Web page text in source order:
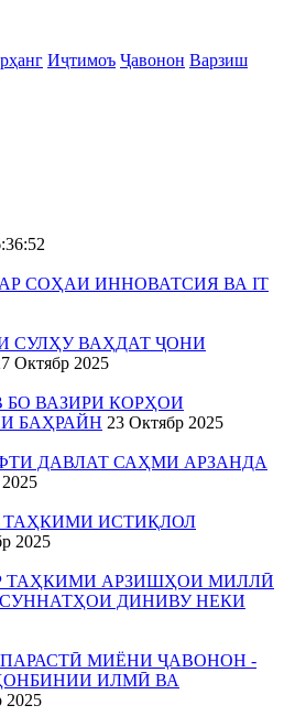
Иҷтимоъ Ҷавонон Варзиш
СОҲАИ ИННОВАТСИЯ ВА IT
СУЛҲУ ВАҲДАТ ҶОНИ
Октябр 2025
ВАЗИРИ КОРҲОИ
БАҲРАЙН 23 Октябр 2025
ДАВЛАТ САҲМИ АРЗАНДА
ИСТИҚЛОЛ
2025
ТАҲКИМИ АРЗИШҲОИ МИЛЛӢ
ДИНИВУ НЕКИ
МИЁНИ ҶАВОНОН -
ИЛМӢ ВА
2025